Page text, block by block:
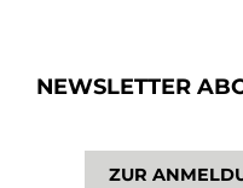
NEWSLETTER
ZUR